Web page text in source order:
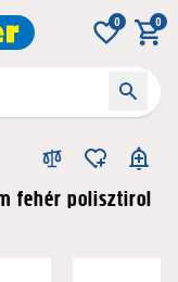
0 0
fehér polisztirol